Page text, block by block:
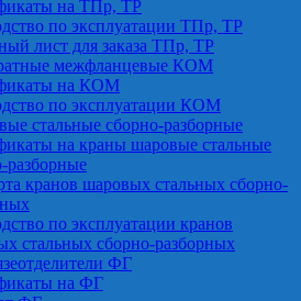
на ТПр, ТР
по эксплуатации ТПр, ТР
лист для заказа ТПр, ТР
межфланцевые КОМ
на КОМ
по эксплуатации КОМ
стальные сборно-разборные
на краны шаровые стальные
разборные
кранов шаровых стальных сборно-
по эксплуатации кранов
стальных сборно-разборных
ФГ
на ФГ